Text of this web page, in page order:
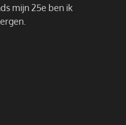
mijn 25e ben ik